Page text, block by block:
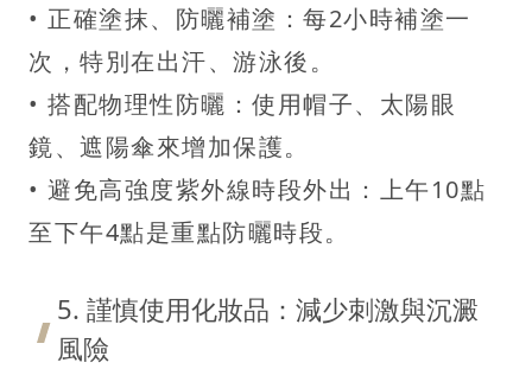
• 正確塗抹、防曬補塗：每2小時補塗一
次，特別在出汗、游泳後。
• 搭配物理性防曬：使用帽子、太陽眼
鏡、遮陽傘來增加保護。
• 避免高強度紫外線時段外出：上午10點
至下午4點是重點防曬時段。
5. 謹慎使用化妝品：減少刺激與沉澱
風險